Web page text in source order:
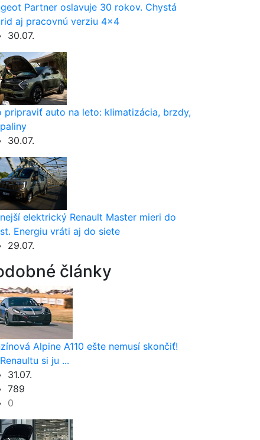
Partner oslavuje 30 rokov. Chystá
aj pracovnú verziu 4×4
30.07.
pripraviť auto na leto: klimatizácia, brzdy,
30.07.
elektrický Renault Master mieri do
Energiu vráti aj do siete
29.07.
články
Alpine A110 ešte nemusí skončiť!
si ju ...
31.07.
789
0